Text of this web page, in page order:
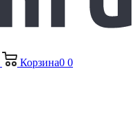
Корзина0 0